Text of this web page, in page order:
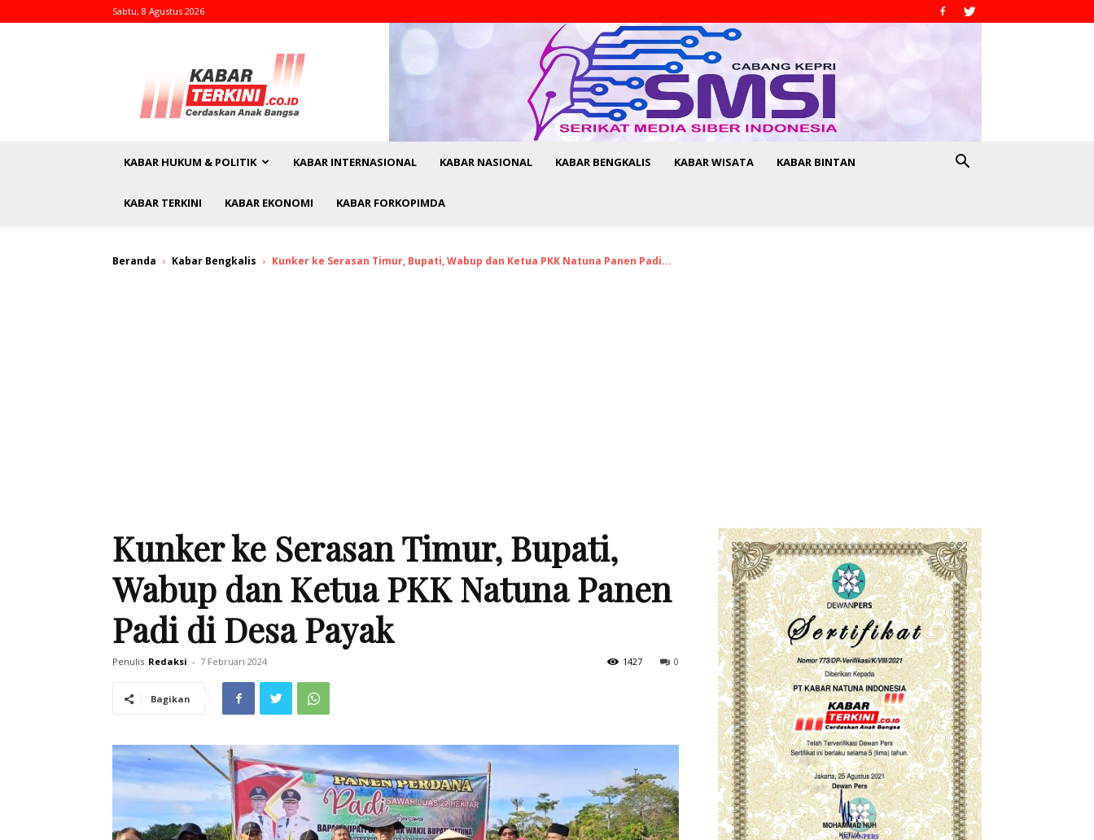
Sabtu, 8 Agustus 2026
kabarterkini.co.id
KABAR HUKUM & POLITIK KABAR INTERNASIONAL KABAR NASIONAL KABAR BENGKALIS KABAR WISATA KABAR BINTAN
KABAR TERKINI KABAR EKONOMI KABAR FORKOPIMDA
Beranda Kabar Bengkalis Kunker ke Serasan Timur, Bupati, Wabup dan Ketua PKK Natuna Panen Padi...
Kunker ke Serasan Timur, Bupati,
Wabup dan Ketua PKK Natuna Panen
Padi di Desa Payak
Penulis Redaksi - 7 Februari 2024 0
1427
Bagikan